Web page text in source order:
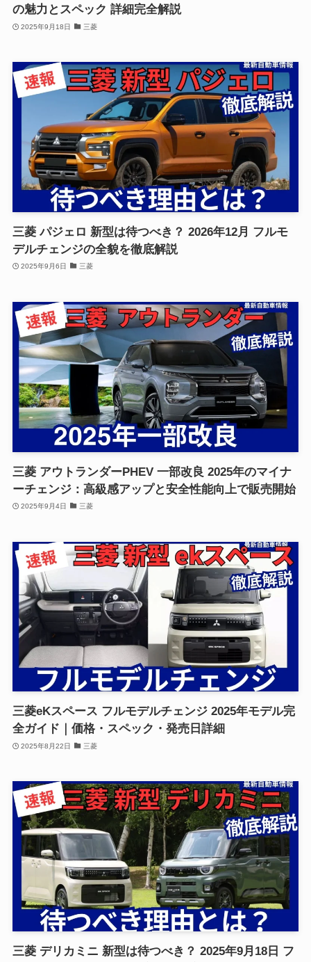
の魅力とスペック 詳細完全解説
2025年9月18日 三菱
三菱 パジェロ 新型は待つべき？ 2026年12月 フルモ
デルチェンジの全貌を徹底解説
2025年9月6日 三菱
三菱 アウトランダーPHEV 一部改良 2025年のマイナ
ーチェンジ：高級感アップと安全性能向上で販売開始
2025年9月4日 三菱
三菱eKスペース フルモデルチェンジ 2025年モデル完
全ガイド｜価格・スペック・発売日詳細
2025年8月22日 三菱
三菱 デリカミニ 新型は待つべき？ 2025年9月18日 フ